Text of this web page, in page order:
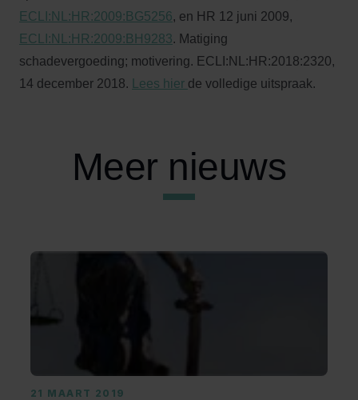
ECLI:NL:HR:2009:BG5256, en HR 12 juni 2009,
ECLI:NL:HR:2009:BH9283. Matiging
schadevergoeding; motivering. ECLI:NL:HR:2018:2320,
14 december 2018.
Lees hier de volledige uitspraak.
Meer nieuws
21 MAART 2019